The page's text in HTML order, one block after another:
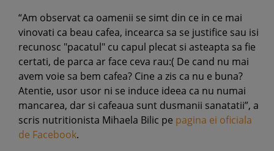
“Am observat ca oamenii se simt din ce in ce mai
vinovati ca beau cafea, incearca sa se justifice sau isi
recunosc "pacatul" cu capul plecat si asteapta sa fie
certati, de parca ar face ceva rau:( De cand nu mai
avem voie sa bem cafea? Cine a zis ca nu e buna?
Atentie, usor usor ni se induce ideea ca nu numai
mancarea, dar si cafeaua sunt dusmanii sanatatii”, a
scris nutritionista Mihaela Bilic pe pagina ei oficiala
de Facebook.